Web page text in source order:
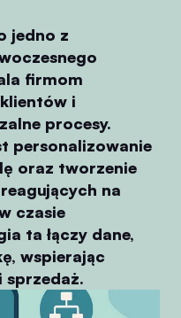
jedno z
firmom
i
procesy.
personalizowanie
oraz tworzenie
na
czasie
ta łączy dane,
wspierając
sprzedaż.